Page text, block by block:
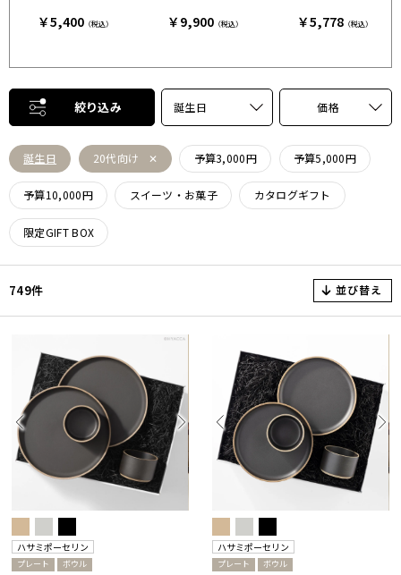
￥5,400（税込）
ミポーセリン］
￥9,900（税込）
AN］
￥5,778（税込）
絞り込み 誕生日 価格
誕生日 20代向け 予算3,000円 予算5,000円
予算10,000円 スイーツ・お菓子 カタログギフト
限定GIFT BOX
749件 並び替え
ハサミポーセリン
プレート ボウル
ハサミポーセリン
プレート ボウル